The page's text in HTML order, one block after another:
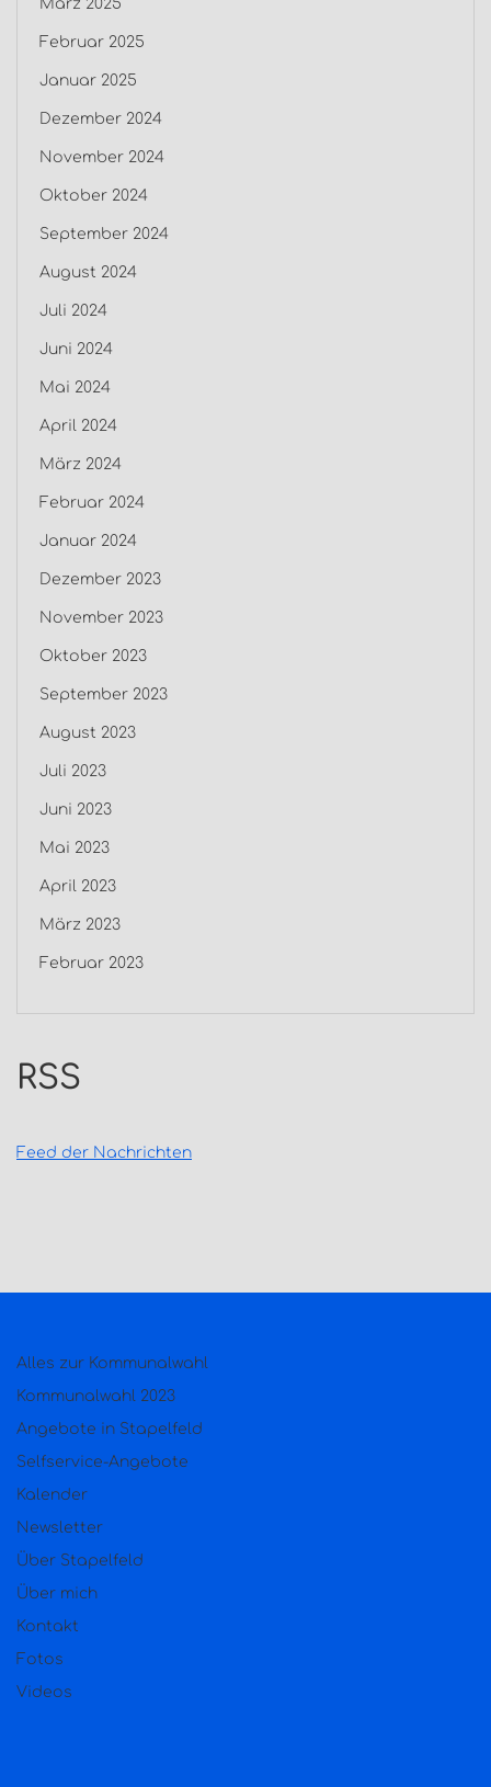
März 2025
Februar 2025
Januar 2025
Dezember 2024
November 2024
Oktober 2024
September 2024
August 2024
Juli 2024
Juni 2024
Mai 2024
April 2024
März 2024
Februar 2024
Januar 2024
Dezember 2023
November 2023
Oktober 2023
September 2023
August 2023
Juli 2023
Juni 2023
Mai 2023
April 2023
März 2023
Februar 2023
RSS
Feed der Nachrichten
Alles zur Kommunalwahl
Kommunalwahl 2023
Angebote in Stapelfeld
Selfservice-Angebote
Kalender
Newsletter
Über Stapelfeld
Über mich
Kontakt
Fotos
Videos